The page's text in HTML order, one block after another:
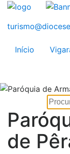
Início
de